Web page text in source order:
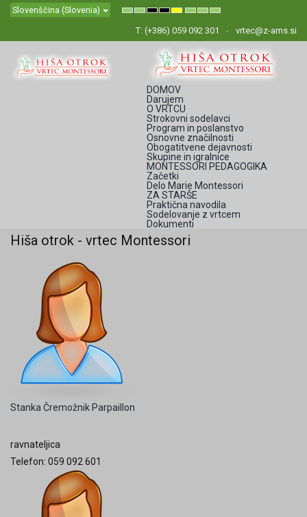
Slovenščina (Slovenia)
Default
NightHigh
Black
White
High
Black
Yellow
High
Yellow
Set
Font
Set
Font
Set
Font
T: (+386) 059 092 301 vrtec@z-ams.si
DOMOV
Darujem
O VRTCU
Strokovni sodelavci
Program in poslanstvo
Osnovne značilnosti
Obogatitvene dejavnosti
Skupine in igralnice
MONTESSORI PEDAGOGIKA
Začetki
Delo Marie Montessori
ZA STARŠE
Praktična navodila
Sodelovanje z vrtcem
Dokumenti
Hiša otrok - vrtec Montessori
Stanka Čremožnik Parpaillon
ravnateljica
Telefon: 059 092 601